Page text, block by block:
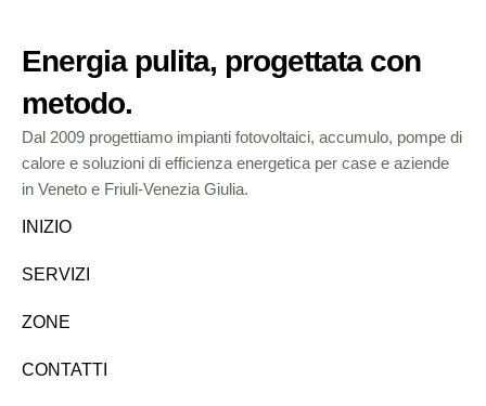
Energia pulita, progettata con
metodo.
Dal 2009 progettiamo impianti fotovoltaici, accumulo, pompe di
calore e soluzioni di efficienza energetica per case e aziende
in Veneto e Friuli-Venezia Giulia.
INIZIO
SERVIZI
ZONE
CONTATTI